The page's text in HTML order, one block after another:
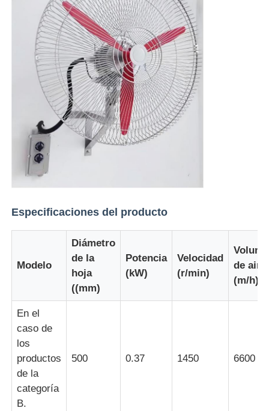
Especificaciones del producto
Modelo
Diámetro
de la
hoja
((mm)
Potencia
(kW)
Velocidad
(r/min)
de aire
(m/h)
En el
caso de
los
productos
de la
categoría
B.
500 0.37 1450 6600